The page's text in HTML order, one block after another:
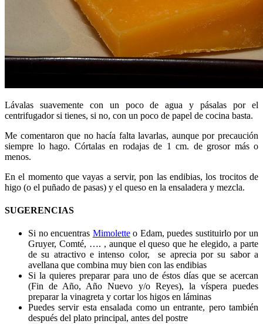
Lávalas suavemente con un poco de agua y pásalas por el
centrifugador si tienes, si no, con un poco de papel de cocina basta.
Me comentaron que no hacía falta lavarlas, aunque por precaución
siempre lo hago. Córtalas en rodajas de 1 cm. de grosor más o
menos.
En el momento que vayas a servir, pon las endibias, los trocitos de
higo (o el puñado de pasas) y el queso en la ensaladera y mezcla.
SUGERENCIAS
Si no encuentras Mimoletteo Edam, puedes sustituirlo por un
Gruyer, Comté, …. , aunque el queso que he elegido, a parte
de su atractivo e intenso color, se aprecia por su sabor a
avellana que combina muy bien con las endibias
Si la quieres preparar para uno de éstos días que se acercan
(Fin de Año, Año Nuevo y/o Reyes), la víspera puedes
preparar la vinagreta y cortar los higos en láminas
Puedes servir esta ensalada como un entrante, pero también
después del plato principal, antes del postre